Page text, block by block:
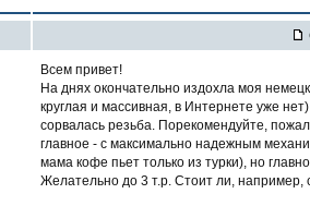
Всем привет!
На днях окончательно издохла моя
круглая и массивная, в Интернете уже
сорвалась резьба. Порекомендуйте,
главное - с максимально надежным
мама кофе пьет только из турки), но
Желательно до 3 т.р. Стоит ли, например,